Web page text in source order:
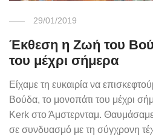
29/01/2019
Έκθεση η Ζωή του
του μέχρι σήμερα
Είχαμε τη ευκαιρία να
Βούδα, το μονοπάτι του μέχρι
Kerk στο Άμστερνταμ.
σε συνδυασμό με τη σύγχρονη